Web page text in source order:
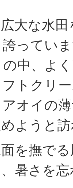
大な水
ってい
中、よ
トクリ
オイの
ようと
を撫で
暑さを